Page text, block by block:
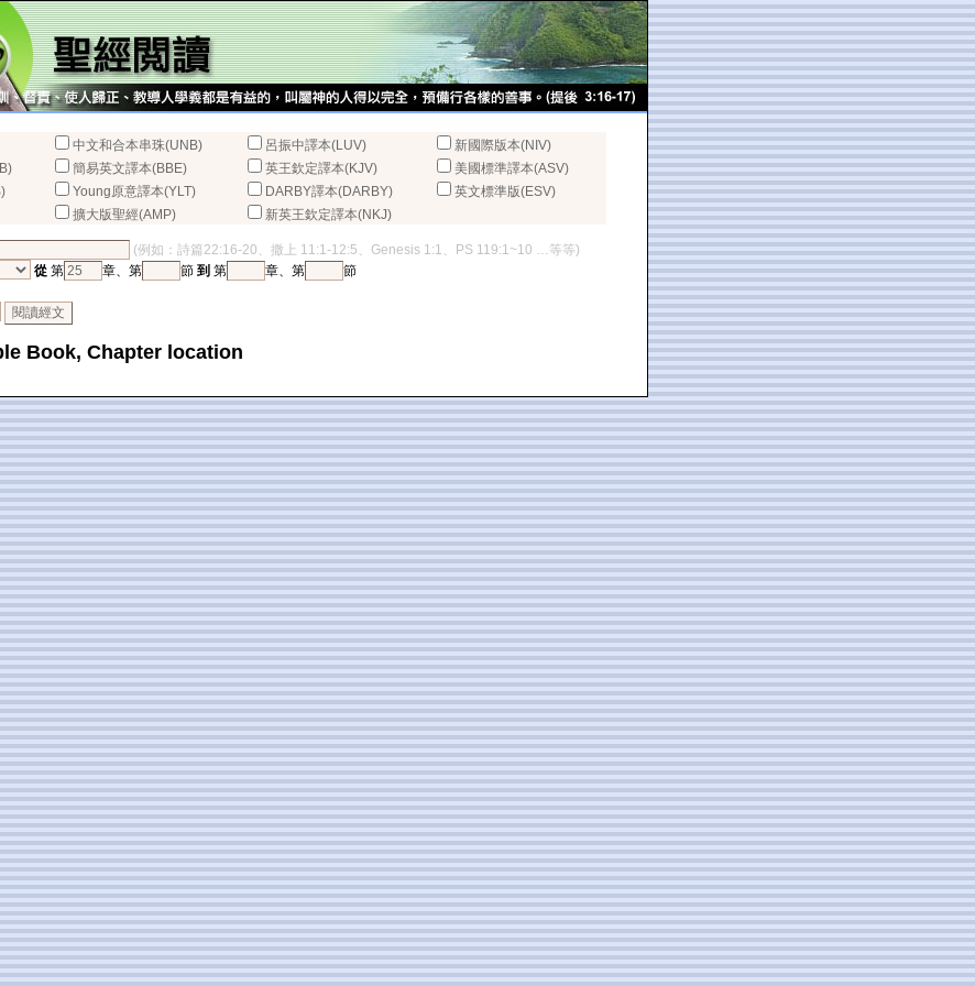
中文和合本串珠(UNB) 呂振中譯本(LUV)
新國際版本(NIV)
簡易英文譯本(BBE) 英王欽定譯本(KJV)
美國標準譯本(ASV)
Young原意譯本(YLT) DARBY譯本(DARBY)
英文標準版(ESV)
擴大版聖經(AMP) 新英王欽定譯本(NKJ)
(例如：詩篇22:16-20、撒上 11:1-12:5、Genesis 1:1、PS 119:1~10 …等等)
從 第 章、第 節 到 第 章、第
節
Book, Chapter location